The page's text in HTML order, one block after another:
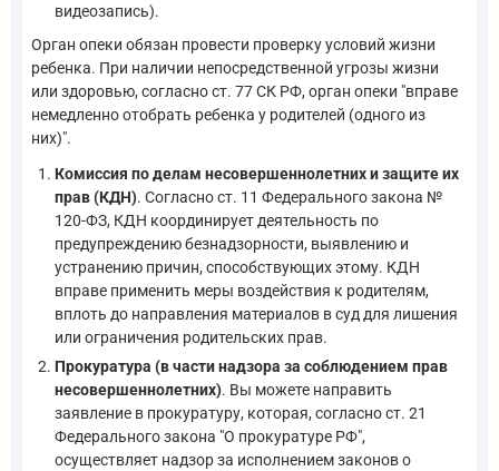
видеозапись).
Орган опеки обязан провести проверку условий жизни
ребенка. При наличии непосредственной угрозы жизни
или здоровью, согласно ст. 77 СК РФ, орган опеки "вправе
немедленно отобрать ребенка у родителей (одного из
них)".
Комиссия по делам несовершеннолетних и защите их
прав (КДН). Согласно ст. 11 Федерального закона №
120-ФЗ, КДН координирует деятельность по
предупреждению безнадзорности, выявлению и
устранению причин, способствующих этому. КДН
вправе применить меры воздействия к родителям,
вплоть до направления материалов в суд для лишения
или ограничения родительских прав.
Прокуратура (в части надзора за соблюдением прав
несовершеннолетних). Вы можете направить
заявление в прокуратуру, которая, согласно ст. 21
Федерального закона "О прокуратуре РФ",
осуществляет надзор за исполнением законов о